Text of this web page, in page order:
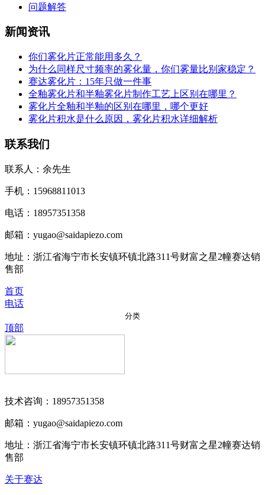
问题解答
新闻资讯
你们雾化片正常能用多久？
为什么同样尺寸频率的雾化量，你们雾量比别家稳定？
赛达雾化片：15年只做一件事
全釉雾化片和半釉雾化片制作工艺上区别在哪里？
雾化片全釉和半釉的区别在哪里，哪个更好
雾化片积水是什么原因，雾化片积水详细解析
联系我们
联系人：余先生
手机：15968811013
电话：18957351358
邮箱：yugao@saidapiezo.com
地址：浙江省海宁市长安镇环镇北路311号财富之星2幢赛达销
售部
首页
电话
分类
顶部
技术咨询：18957351358
邮箱：yugao@saidapiezo.com
地址：浙江省海宁市长安镇环镇北路311号财富之星2幢赛达销
售部
关于赛达